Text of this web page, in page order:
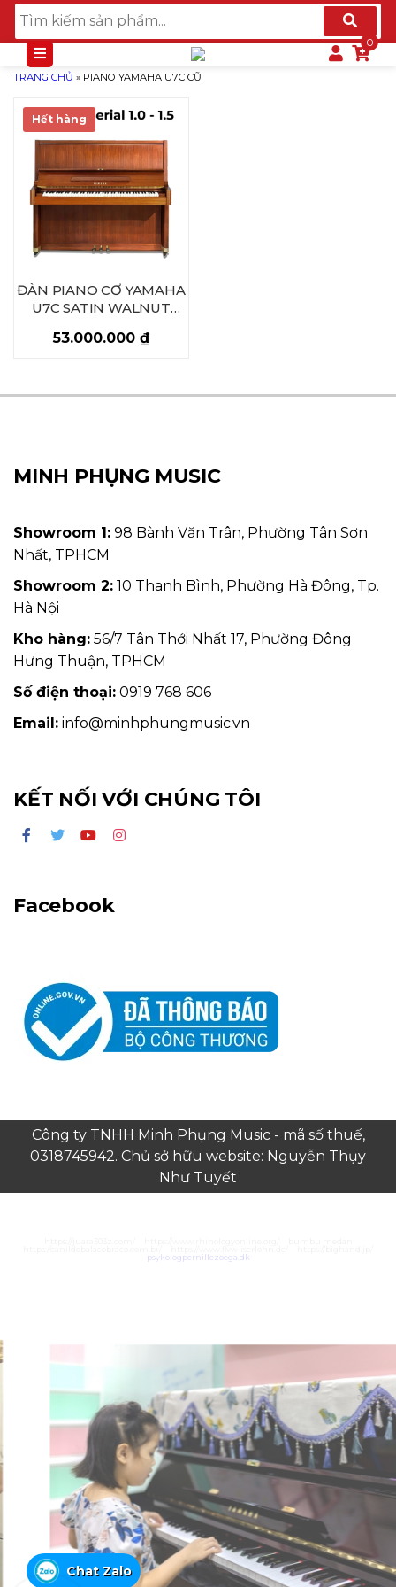
TRANG CHỦ » PIANO YAMAHA U7C CŨ
Hết hàng
ĐÀN PIANO CƠ YAMAHA
U7C SATIN WALNUT
1.5XX.XXX
53.000.000 ₫
MINH PHỤNG MUSIC
Showroom 1: 98 Bành Văn Trân, Phường Tân Sơn
Nhất, TPHCM
Showroom 2: 10 Thanh Bình, Phường Hà Đông, Tp.
Hà Nội
Kho hàng: 56/7 Tân Thới Nhất 17, Phường Đông
Hưng Thuận, TPHCM
Số điện thoại: 0919 768 606
Email: info@minhphungmusic.vn
KẾT NỐI VỚI CHÚNG TÔI
Facebook
Công ty TNHH Minh Phụng Music - mã số thuế,
0318745942. Chủ sở hữu website: Nguyễn Thụy
Như Tuyết
Chat Zalo
psykologpernillezoega.dk